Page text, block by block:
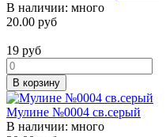
В наличии: много
20.00 руб
19 руб
В корзину
Мулине №0004 св.серый
В наличии: много